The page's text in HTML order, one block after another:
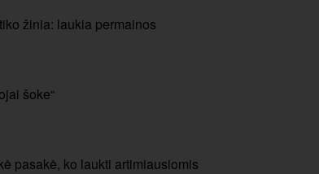
žinia: laukia permainos
šoke“
pasakė, ko laukti artimiausiomis